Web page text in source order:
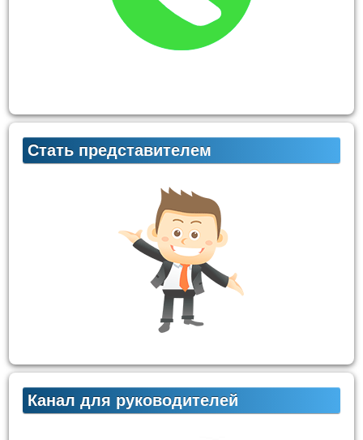
Стать представителем
Канал для руководителей